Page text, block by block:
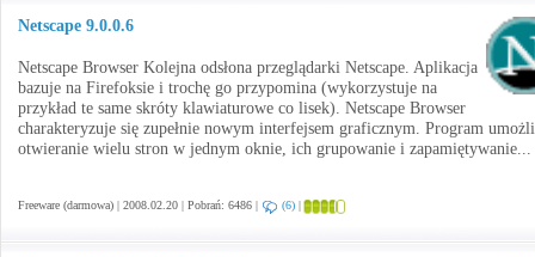
Netscape 9.0.0.6
Netscape Browser Kolejna odsłona przeglądarki Netscape. Aplikacja
bazuje na Firefoksie i trochę go przypomina (wykorzystuje na
przykład te same skróty klawiaturowe co lisek). Netscape Browser
charakteryzuje się zupełnie nowym interfejsem graficznym. Program
otwieranie wielu stron w jednym oknie, ich grupowanie i zapamiętywanie...
Freeware (darmowa) | 2008.02.20 | Pobrań: 6486 | (6) |